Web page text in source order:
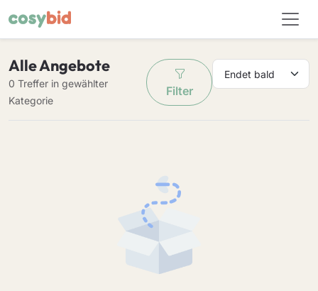
Alle Angebote
0 Treffer in gewählter
Kategorie
Filter